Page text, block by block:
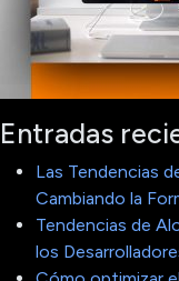
Entradas
Las Tendencias
Cambiando la
Tendencias de
los